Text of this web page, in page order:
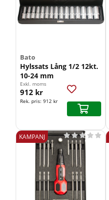
Bato
Hylssats Lång 1/2 12kt.
10-24 mm
Exkl. moms
912 kr
Rek. pris: 912 kr
KAMPANJ   